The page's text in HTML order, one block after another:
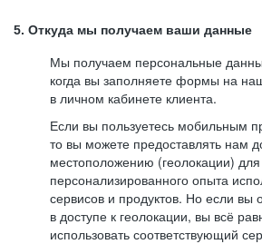
5. Откуда мы получаем ваши данные
Мы получаем персональные
когда вы заполняете формы на
в личном кабинете клиента.
Если вы пользуетесь мобильным
то вы можете предоставлять нам
местоположению (геолокации)
персонализированного опыта
сервисов и продуктов. Но если вы
в доступе к геолокации, вы всё
использовать соответствующий